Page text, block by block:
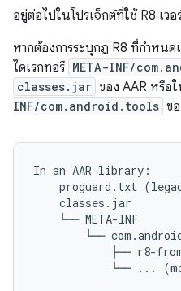
อยู่ต่อไปในโปรเจ็กต์ที่ใช้ R8 เวอ
หากต้องการระบุกฎ R8 ที่กำหน
ไดเรกทอรี META-INF/
classes.jar ของ AAR หรือ
INF/com.android.tools ข
In an AAR library:
proguard.txt
    classes.jar
    └── META-INF
└──
├── r8-
└── ...